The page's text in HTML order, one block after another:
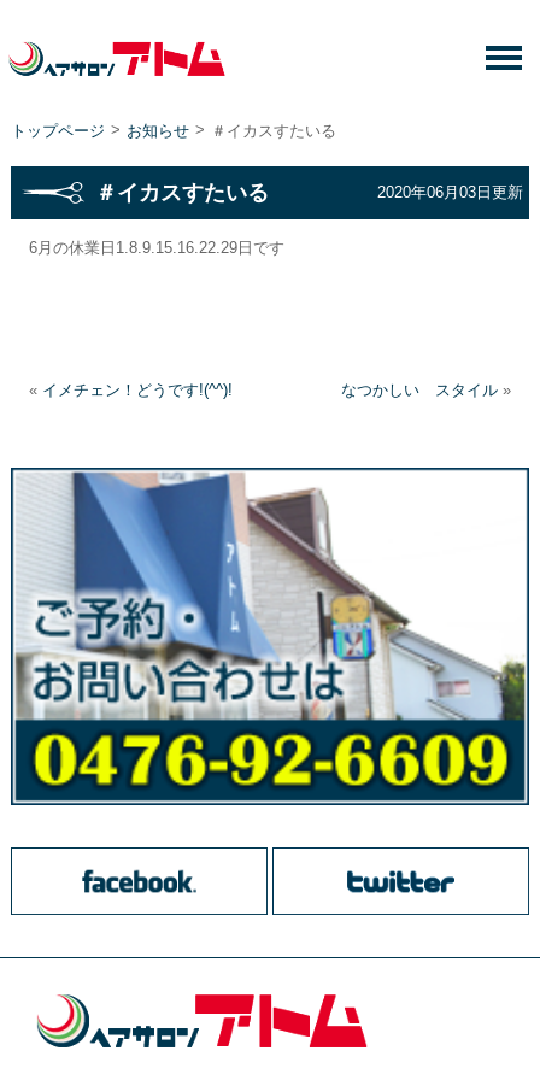
トップページ > お知らせ > ＃イカスすたいる
＃イカスすたいる 2020年06月03日更新
6月の休業日1.8.9.15.16.22.29日です
« イメチェン！どうです!(^^)! なつかしい スタイル »